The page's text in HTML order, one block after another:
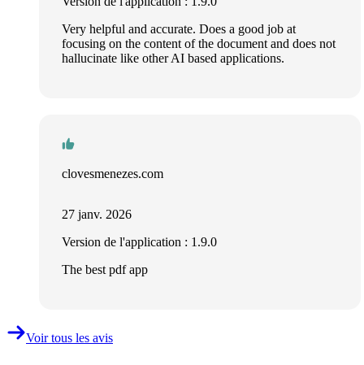
Very helpful and accurate. Does a good job at
focusing on the content of the document and does not
hallucinate like other AI based applications.
clovesmenezes.com
27 janv. 2026
Version de l'application : 1.9.0
The best pdf app
Voir tous les avis